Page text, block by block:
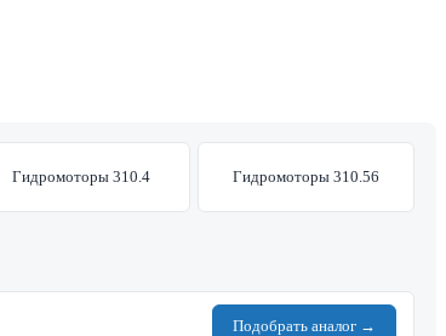
Гидромоторы 310.4 Гидромоторы 310.56
Подобрать аналог →